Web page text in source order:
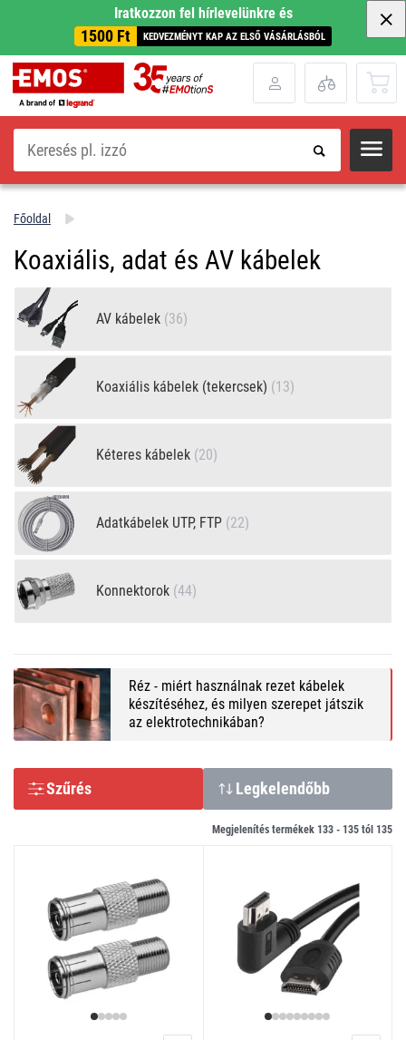
Iratkozzon fel hírlevelünkre és
1500 Ft KEDVEZMÉNYT KAP AZ ELSŐ VÁSÁRLÁSBÓL
Keresés
Főoldal
Koaxiális, adat és AV kábelek
AV kábelek (36)
Koaxiális kábelek (tekercsek) (13)
Kéteres kábelek (20)
Adatkábelek UTP, FTP (22)
Konnektorok (44)
Réz - miért használnak rezet kábelek
készítéséhez, és milyen szerepet játszik
az elektrotechnikában?
Szűrés Legkelendőbb
Megjelenítés termékek 133 - 135 tól 135